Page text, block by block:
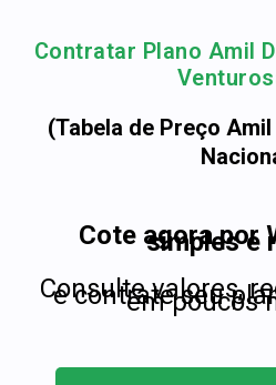
Contratar Plano Amil
(Tabela de Preço
Cote agora por
simples e
Consulte valores,
e contrate seu
em poucos